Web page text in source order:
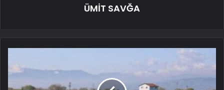
ÜMİT SAVĞA